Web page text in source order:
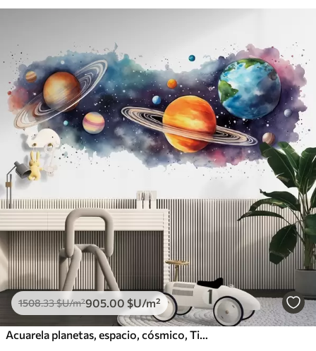
1508.33$U/m²905 .00 $U/m²